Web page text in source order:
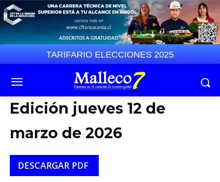
TARIFARIO ELECCIONES 2025
Edición jueves 12 de
marzo de 2026
DESCARGAR PDF